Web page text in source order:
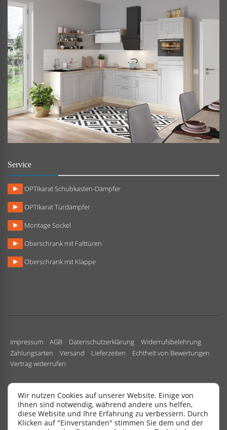
Service
OPTIkarat Schubkasten-Dämpfer
OPTIkarat Türdämpfer
Montage Sockel
Oberschrank mit Falttüren
Oberschrank mit Klappe
Impressum AGB Datenschutzerklärung
Widerrufsbelehrung
Zahlungsarten
Versand Lieferzeiten
Echtheit von Bewertungen
Vertrag widerrufen
Copyright All Rights Reserved. | Design bySchuBu24.
Wir nutzen Cookies auf unserer Website. Einige von
ihnen sind notwendig, während andere uns helfen,
diese Website und Ihre Erfahrung zu verbessern. Durch
Klicken auf "Einverstanden" stimmen Sie dem und der